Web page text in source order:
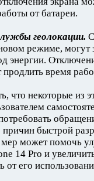
от батареи.
геолокации.
режиме, могут
энергии.
время
что некоторые из
быстрой
может помочь
14 Pro и
от его